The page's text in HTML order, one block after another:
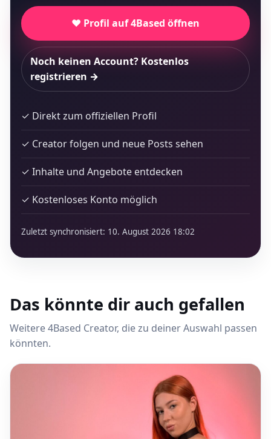
❤️ Profil auf 4Based öffnen
Noch keinen Account? Kostenlos
registrieren →
✓ Direkt zum offiziellen Profil
✓ Creator folgen und neue Posts sehen
✓ Inhalte und Angebote entdecken
✓ Kostenloses Konto möglich
Zuletzt synchronisiert: 10. August 2026 18:02
Das könnte dir auch gefallen
Weitere 4Based Creator, die zu deiner Auswahl passen
könnten.